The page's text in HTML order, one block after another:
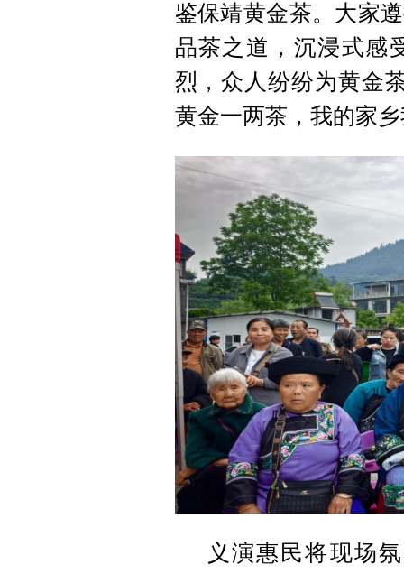
鉴保靖黄金茶。大家
品茶之道，沉浸式感
烈，众人纷纷为黄金
黄金一两茶，我的家
义演惠民将现场